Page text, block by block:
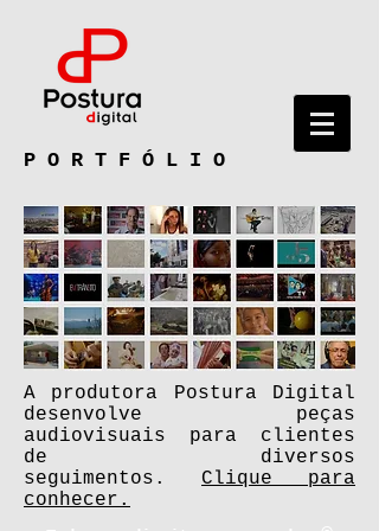
P O R T F Ó L I O
A produtora Postura Digital
desenvolve peças
audiovisuais para clientes
de diversos
seguimentos. Clique para
conhecer.